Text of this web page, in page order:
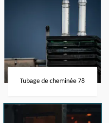
Tubage de cheminée 78